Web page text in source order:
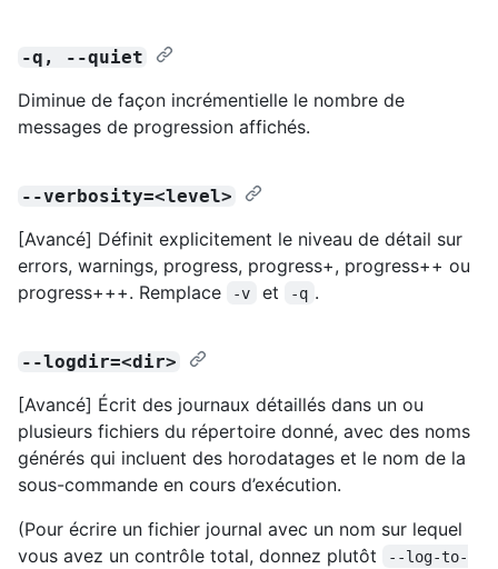
-q, --quiet
Diminue de façon incrémentielle le nombre de
messages de progression affichés.
--verbosity=<level>
[Avancé] Définit explicitement le niveau de détail sur
errors, warnings, progress, progress+, progress++ ou
progress+++. Remplace
-v et -q .
--logdir=<dir>
[Avancé] Écrit des journaux détaillés dans un ou
plusieurs fichiers du répertoire donné, avec des noms
générés qui incluent des horodatages et le nom de la
sous-commande en cours d’exécution.
(Pour écrire un fichier journal avec un nom sur lequel
vous avez un contrôle total, donnez plutôt
--log-to-